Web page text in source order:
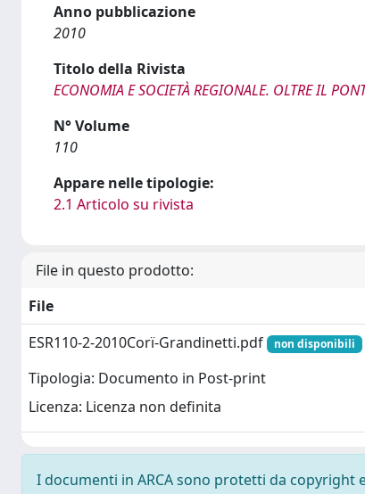
Anno pubblicazione
2010
Titolo della Rivista
ECONOMIA E SOCIETÀ REGIONALE. OLTRE IL
N° Volume
110
Appare nelle tipologie:
2.1 Articolo su rivista
File in questo prodotto:
File
ESR110-2-2010Corï-Grandinetti.pdf
non disponibili
Tipologia: Documento in Post-print
Licenza: Licenza non definita
I documenti in ARCA sono protetti da